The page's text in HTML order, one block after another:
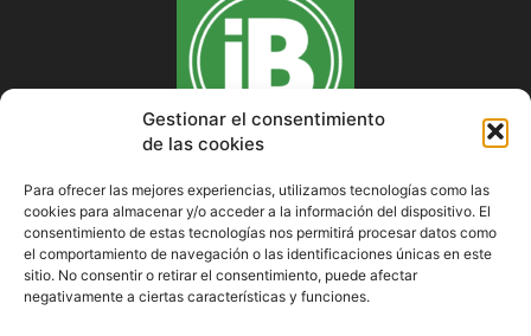
Gestionar el consentimiento
de las cookies
Para ofrecer las mejores experiencias, utilizamos tecnologías como las
cookies para almacenar y/o acceder a la información del dispositivo. El
consentimiento de estas tecnologías nos permitirá procesar datos como
el comportamiento de navegación o las identificaciones únicas en este
sitio. No consentir o retirar el consentimiento, puede afectar
negativamente a ciertas características y funciones.
SOBRE NOSOTROS